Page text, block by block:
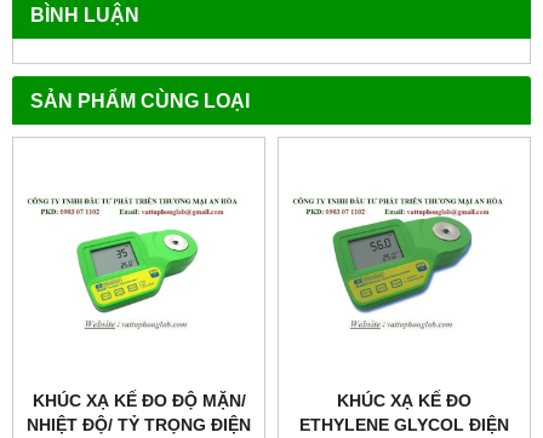
BÌNH LUẬN
SẢN PHẨM CÙNG LOẠI
KHÚC XẠ KẾ ĐO ĐỘ MẶN/
NHIỆT ĐỘ/ TỶ TRỌNG ĐIỆN
KHÚC XẠ KẾ ĐO
ETHYLENE GLYCOL ĐIỆN